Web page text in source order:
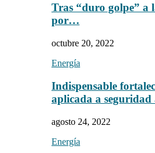
Tras “duro golpe” a
por…
octubre 20, 2022
Energía
Indispensable
aplicada a
agosto 24, 2022
Energía